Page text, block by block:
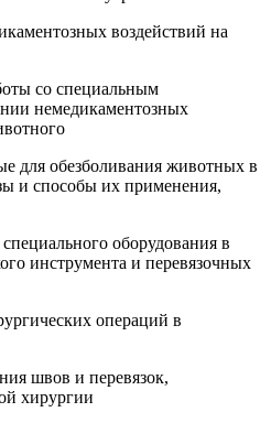
воздействий на
со специальным
немедикаментозных
для обезболивания животных в
и способы их применения,
оборудования в
инструмента и перевязочных
операций в
швов и перевязок,
хирургии